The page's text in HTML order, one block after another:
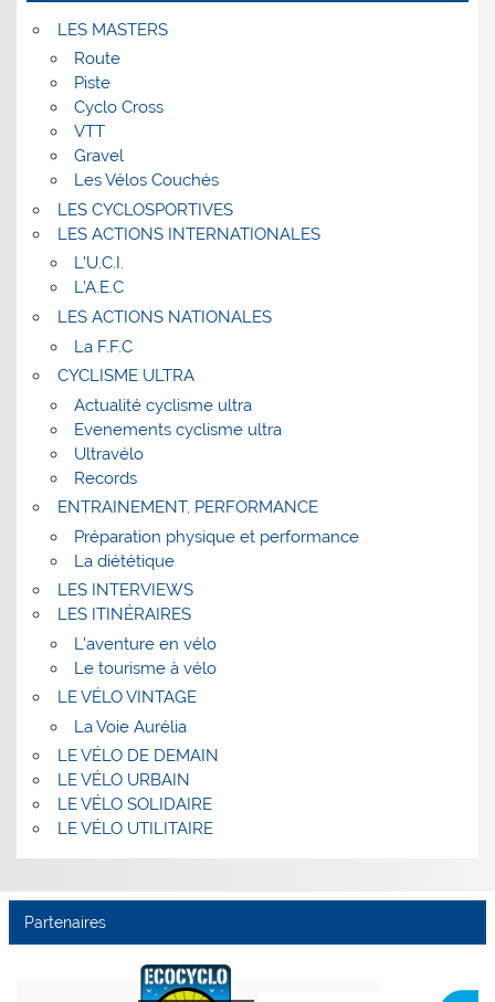
LES MASTERS
Route
Piste
Cyclo Cross
VTT
Gravel
Les Vélos Couchés
LES CYCLOSPORTIVES
LES ACTIONS INTERNATIONALES
L’U.C.I.
L’A.E.C
LES ACTIONS NATIONALES
La F.F.C
CYCLISME ULTRA
Actualité cyclisme ultra
Evenements cyclisme ultra
Ultravélo
Records
ENTRAINEMENT, PERFORMANCE
Préparation physique et performance
La diététique
LES INTERVIEWS
LES ITINÉRAIRES
L’aventure en vélo
Le tourisme à vélo
LE VÉLO VINTAGE
La Voie Aurélia
LE VÉLO DE DEMAIN
LE VÉLO URBAIN
LE VÉLO SOLIDAIRE
LE VÉLO UTILITAIRE
Partenaires